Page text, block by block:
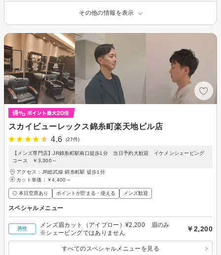
その他の情報を表示
スカイビューレックス錦糸町楽天地ビル店
4.6
(27件)
【メンズ専門店】JR錦糸町駅南口徒歩1分 当日予約大歓迎 イケメンシェービング
コース ￥3,300～
アクセス：JR総武線 錦糸町駅 徒歩1分
カット単価： ￥4,400～
◎ 本日空席あり ポイントが貯まる・使える メンズ歓迎
スペシャルメニュー
男性
メンズ眉カット（アイブロー）¥2,200 眉のみ
※シェービングではありません
￥2,200
すべてのスペシャルメニューを見る